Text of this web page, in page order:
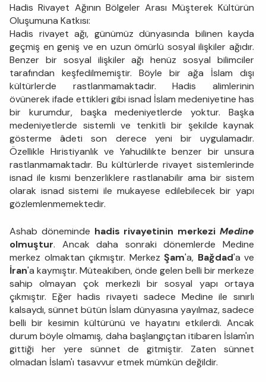
Hadis Rivayet Ağının Bölgeler Arası Müşterek Kültürün
Oluşumuna Katkısı:
Hadis rivayet ağı, günümüz dünyasında bilinen kayda
geçmiş en geniş ve en uzun ömürlü sosyal ilişkiler ağıdır.
Benzer bir sosyal ilişkiler ağı henüz sosyal bilimciler
tarafından keşfedilmemiştir. Böyle bir ağa İslam dışı
kültürlerde rastlanmamaktadır. Hadis alimlerinin
övünerek ifade ettikleri gibi isnad İslam medeniyetine has
bir kurumdur, başka medeniyetlerde yoktur. Başka
medeniyetlerde sistemli ve tenkitli bir şekilde kaynak
gösterme âdeti son derece yeni bir uygulamadır.
Özellikle Hıristiyanlık ve Yahudilikte benzer bir unsura
rastlanmamaktadır. Bu kültürlerde rivayet sistemlerinde
isnad ile kısmi benzerliklere rastlanabilir ama bir sistem
olarak isnad sistemi ile mukayese edilebilecek bir yapı
gözlemlenmemektedir.
Ashab döneminde hadis rivayetinin merkeziMedine
olmuştur. Ancak daha sonraki dönemlerde Medine
merkez olmaktan çıkmıştır. Merkez Şam'a, Bağdad'a ve
İran'a kaymıştır. Müteakiben, önde gelen belli bir merkeze
sahip olmayan çok merkezli bir sosyal yapı ortaya
çıkmıştır. Eğer hadis rivayeti sadece Medine ile sınırlı
kalsaydı, sünnet bütün İslam dünyasına yayılmaz, sadece
belli bir kesimin kültürünü ve hayatını etkilerdi. Ancak
durum böyle olmamış, daha başlangıçtan itibaren İslam'ın
gittiği her yere sünnet de gitmiştir. Zaten sünnet
olmadan İslam'ı tasavvur etmek mümkün değildir.